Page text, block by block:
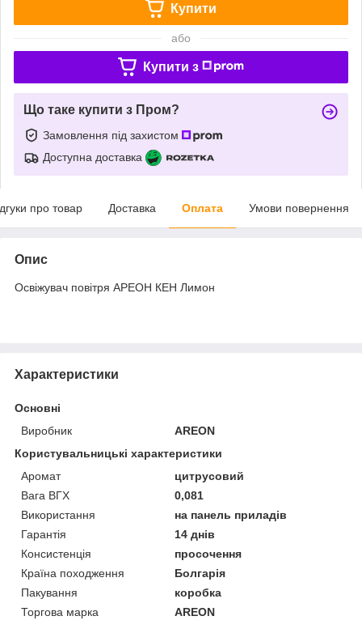
Купити
або
Купити з
Що таке купити з Пром?
Замовлення під захистом
Доступна доставка
про товар Доставка Оплата Умови повернення
Опис
Освіжувач повітря АРЕОН КЕН Лимон
Характеристики
Основні
Виробник
AREON
Користувальницькі характеристики
Аромат
цитрусовий
Вага ВГХ
0,081
Використання
на панель приладів
Гарантія
14 днів
Консистенція
просочення
Країна походження
Болгарія
Пакування
коробка
Торгова марка
AREON